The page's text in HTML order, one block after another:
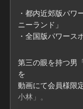
https://
※アクセスするに
カウント作成はこ
2.「グループに参
3.質問の回答を入
①お名前
② Emailアドレス
・都内近郊版パワ
ニーランド」
・全国版パワース
第三の眼を持つ男
を
動画にて会員様限
小林」。